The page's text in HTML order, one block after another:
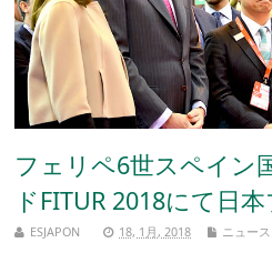
フェリペ6世スペイン
ドFITUR 2018にて日
ESJAPON 18, 1月, 2018 ニュース